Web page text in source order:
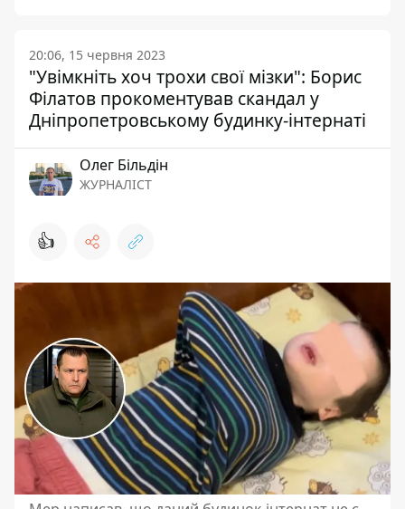
20:06, 15 червня 2023
"Увімкніть хоч трохи свої мізки": Борис
Філатов прокоментував скандал у
Дніпропетровському будинку-інтернаті
Олег Більдін
ЖУРНАЛІСТ
👍